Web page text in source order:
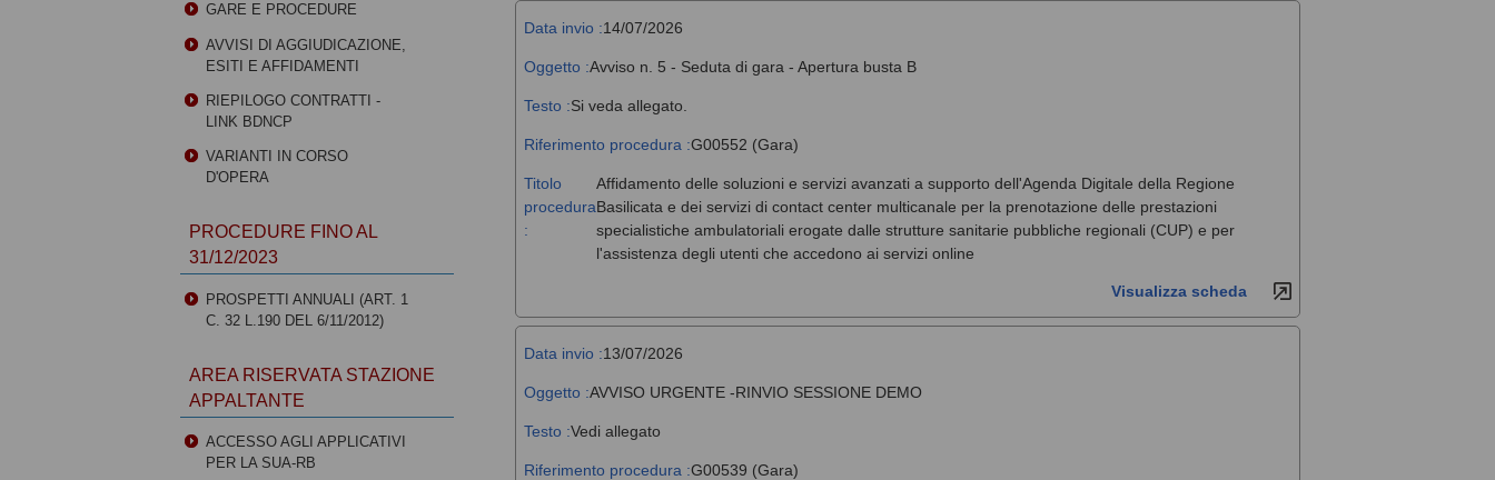
Data invio :14/07/2026
Oggetto :Avviso n. 5 - Seduta di gara - Apertura busta B
Testo :Si veda allegato.
Riferimento procedura :G00552 (Gara)
Titolo
procedura
:
Affidamento delle soluzioni e servizi avanzati a supporto dell'Agenda Digitale della Regione
Basilicata e dei servizi di contact center multicanale per la prenotazione delle prestazioni
specialistiche ambulatoriali erogate dalle strutture sanitarie pubbliche regionali (CUP) e per
l'assistenza degli utenti che accedono ai servizi online
Visualizza scheda
Data invio :13/07/2026
Oggetto :AVVISO URGENTE -RINVIO SESSIONE DEMO
Testo :Vedi allegato
Riferimento procedura :G00539 (Gara)
GARE E PROCEDURE
AVVISI DI AGGIUDICAZIONE,
ESITI E AFFIDAMENTI
RIEPILOGO CONTRATTI -
LINK BDNCP
VARIANTI IN CORSO
D'OPERA
PROCEDURE FINO AL
31/12/2023
PROSPETTI ANNUALI (ART. 1
C. 32 L.190 DEL 6/11/2012)
AREA RISERVATA STAZIONE
APPALTANTE
ACCESSO AGLI APPLICATIVI
PER LA SUA-RB